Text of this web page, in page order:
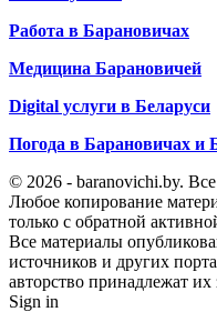
Работа в Барановичах
Медицина Барановичей
Digital услуги в Беларуси
Погода в Барановичах и
© 2026 - baranovichi.by.
Любое копирование
только с обратной
Все материалы
источников и других
авторство принадлежат
Sign in